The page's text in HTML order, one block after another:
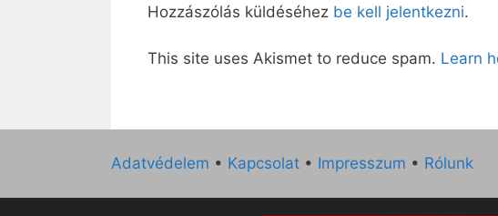
Hozzászólás küldéséhez be kell jelentkezni.
This site uses Akismet to reduce spam. Learn
Adatvédelem • Kapcsolat • Impresszum • Rólunk